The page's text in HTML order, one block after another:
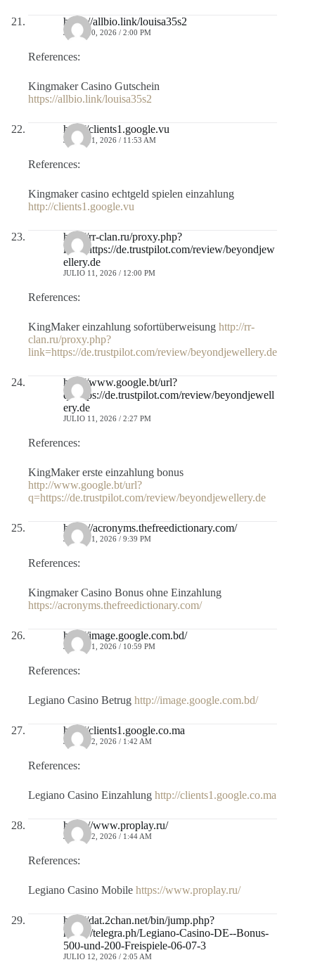
https://allbio.link/louisa35s2
JULIO 10, 2026 / 2:00 PM
References:
Kingmaker Casino Gutschein
https://allbio.link/louisa35s2
http://clients1.google.vu
JULIO 11, 2026 / 11:53 AM
References:
Kingmaker casino echtgeld spielen einzahlung
http://clients1.google.vu
http://rr-clan.ru/proxy.php?
link=https://de.trustpilot.com/review/beyondjew
ellery.de
JULIO 11, 2026 / 12:00 PM
References:
KingMaker einzahlung sofortüberweisung http://rr-
clan.ru/proxy.php?
link=https://de.trustpilot.com/review/beyondjewellery.de
http://www.google.bt/url?
q=https://de.trustpilot.com/review/beyondjewell
ery.de
JULIO 11, 2026 / 2:27 PM
References:
KingMaker erste einzahlung bonus
http://www.google.bt/url?
q=https://de.trustpilot.com/review/beyondjewellery.de
https://acronyms.thefreedictionary.com/
JULIO 11, 2026 / 9:39 PM
References:
Kingmaker Casino Bonus ohne Einzahlung
https://acronyms.thefreedictionary.com/
http://image.google.com.bd/
JULIO 11, 2026 / 10:59 PM
References:
Legiano Casino Betrug http://image.google.com.bd/
http://clients1.google.co.ma
JULIO 12, 2026 / 1:42 AM
References:
Legiano Casino Einzahlung http://clients1.google.co.ma
https://www.proplay.ru/
JULIO 12, 2026 / 1:44 AM
References:
Legiano Casino Mobile https://www.proplay.ru/
http://dat.2chan.net/bin/jump.php?
https://telegra.ph/Legiano-Casino-DE--Bonus-
500-und-200-Freispiele-06-07-3
JULIO 12, 2026 / 2:05 AM